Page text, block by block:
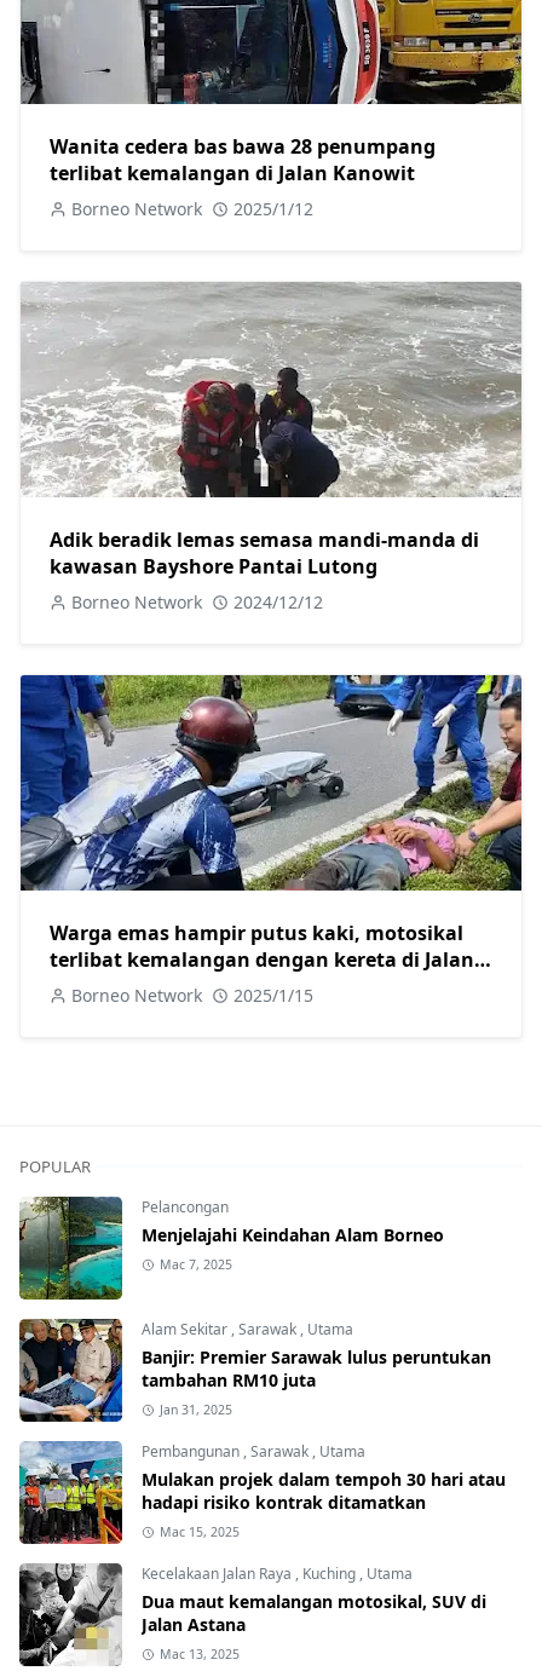
Wanita cedera bas bawa 28 penumpang
terlibat kemalangan di Jalan Kanowit
Borneo Network 2025/1/12
Adik beradik lemas semasa mandi-manda di
kawasan Bayshore Pantai Lutong
Borneo Network 2024/12/12
Warga emas hampir putus kaki, motosikal
terlibat kemalangan dengan kereta di Jalan
Skim B Sarikei
Borneo Network 2025/1/15
POPULAR
Pelancongan
Menjelajahi Keindahan Alam Borneo
Mac 7, 2025
Alam Sekitar ,Sarawak , Utama
Banjir: Premier Sarawak lulus peruntukan
tambahan RM10 juta
Jan 31, 2025
Pembangunan ,Sarawak , Utama
Mulakan projek dalam tempoh 30 hari atau
hadapi risiko kontrak ditamatkan
Mac 15, 2025
Kecelakaan Jalan Raya , Kuching , Utama
Dua maut kemalangan motosikal, SUV di
Jalan Astana
Mac 13, 2025